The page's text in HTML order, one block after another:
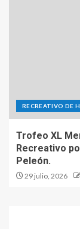
RECREATIVO DE
Trofeo XL
Recreativo
Peleón.
29 julio, 2026